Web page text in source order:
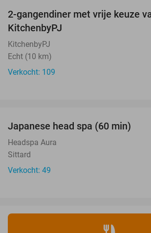
2-gangendiner met vrije keuze
KitchenbyPJ
KitchenbyPJ
Echt (10 km)
Verkocht: 109
Japanese head spa (60 min)
Headspa Aura
Sittard
Verkocht: 49